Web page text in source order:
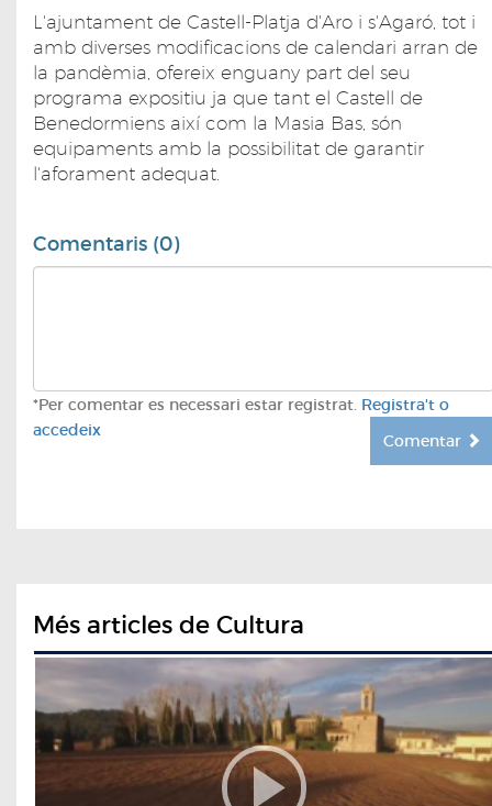
L'ajuntament de Castell-Platja d'Aro i s'Agaró, tot i
amb diverses modificacions de calendari arran de
la pandèmia, ofereix enguany part del seu
programa expositiu ja que tant el Castell de
Benedormiens així com la Masia Bas, són
equipaments amb la possibilitat de garantir
l'aforament adequat.
Comentaris (0)
*Per comentar es necessari estar registrat. Registra't o
accedeix
Comentar
Més articles de Cultura